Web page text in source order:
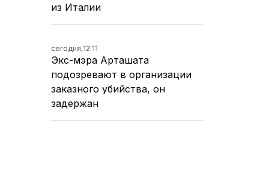
из Италии
сегодня,12:11
Экс-мэра Арташата
подозревают в организации
заказного убийства, он
задержан